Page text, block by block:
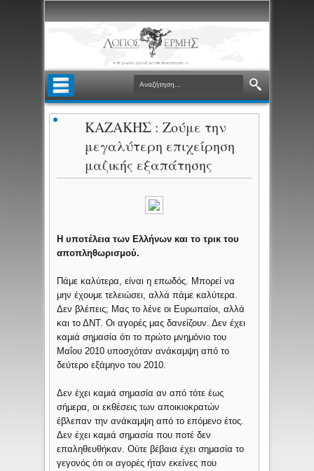
ΚΑΖΑΚΗΣ : Ζούμε την
μεγαλύτερη επιχείρηση
μαζικής εξαπάτησης
Η υποτέλεια των Ελλήνων και το τρικ του
αποπληθωρισμού.
Πάμε καλύτερα, είναι η επωδός. Μπορεί να
μην έχουμε τελειώσει, αλλά πάμε καλύτερα.
Δεν βλέπεις; Μας το λένε οι Ευρωπαίοι, αλλά
και το ΔΝΤ. Οι αγορές μας δανείζουν. Δεν έχει
καμιά σημασία ότι το πρώτο μνημόνιο του
Μαΐου 2010 υποσχόταν ανάκαμψη από το
δεύτερο εξάμηνο του 2010.
Δεν έχει καμιά σημασία αν από τότε έως
σήμερα, οι εκθέσεις των αποικιοκρατών
έβλεπαν την ανάκαμψη από το επόμενο έτος.
Δεν έχει καμιά σημασία που ποτέ δεν
επαληθευθήκαν. Ούτε βέβαια έχει σημασία το
γεγονός ότι οι αγορές ήταν εκείνες που